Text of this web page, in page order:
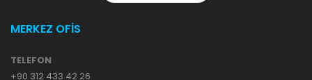
MERKEZ OFİS
TELEFON
+90 312 433 42 26